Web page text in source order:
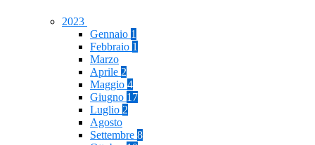
2023
Gennaio 1
Febbraio 1
Marzo
Aprile 2
Maggio 4
Giugno 17
Luglio 2
Agosto
Settembre 8